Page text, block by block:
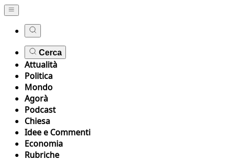
Cerca
Attualità
Politica
Mondo
Agorà
Podcast
Chiesa
Idee e Commenti
Economia
Rubriche